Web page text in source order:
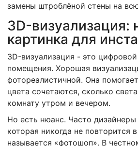
замены штроблёной стены на
3D-визуализация:
картинка для
3D-визуализация - это
помещения. Хорошая
фотореалистичной. Она
цвета сочетаются, сколько
комнату утром и вечером.
Но есть нюанс. Часто дизайнеры
которая никогда не повторится
называется «фотошоп». В